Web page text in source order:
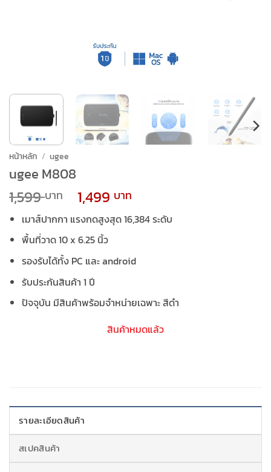
หน้าหลัก / ugee
ugee M808
1,599 Original
price
was:
1,599 ฿.
1,499
price
is:
เมาส์ปากกา แรงกดสูงสุด 16,384 ระดับ
พื้นที่วาด 10 x 6.25 นิ้ว
รองรับได้ทั้ง PC และ android
รับประกันสินค้า 1 ปี
ปัจจุบัน มีสินค้าพร้อมจำหน่ายเฉพาะ สีดำ
สินค้าหมดแล้ว
รายละเอียดสินค้า
สเปคสินค้า